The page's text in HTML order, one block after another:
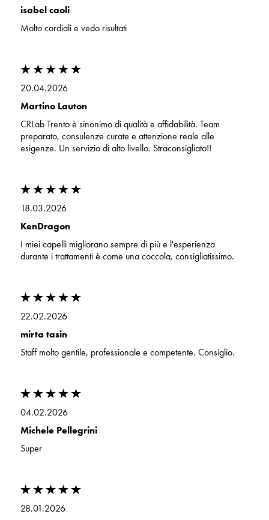
isabel caoli
Molto cordiali e vedo risultati
20.04.2026
Martino Lauton
CRLab Trento è sinonimo di qualità e affidabilità. Team
preparato, consulenze curate e attenzione reale alle
esigenze. Un servizio di alto livello. Straconsigliato!!
18.03.2026
KenDragon
I miei capelli migliorano sempre di più e l'esperienza
durante i trattamenti è come una coccola, consigliatissimo.
22.02.2026
mirta tasin
Staff molto gentile, professionale e competente. Consiglio.
04.02.2026
Michele Pellegrini
Super
28.01.2026